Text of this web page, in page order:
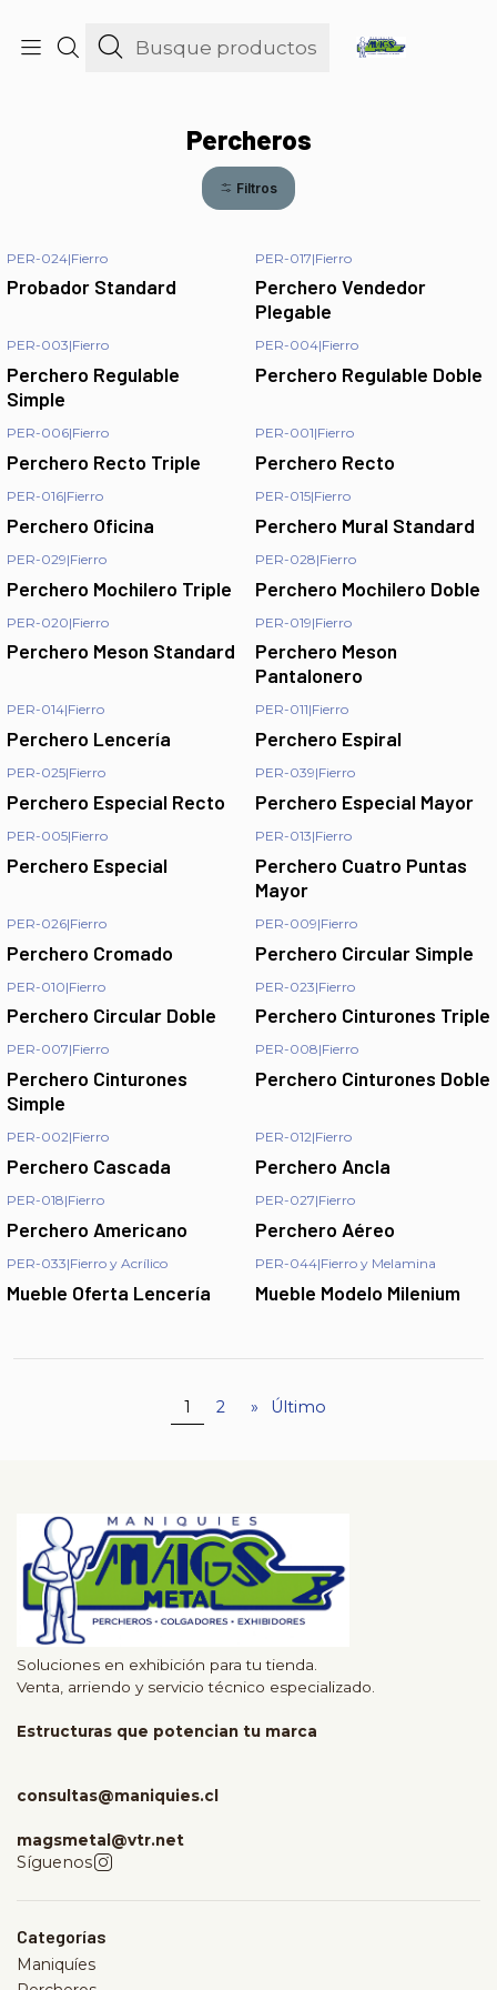
Percheros
Filtros
PER-024|Fierro
Probador Standard
PER-017|Fierro
Perchero Vendedor
Plegable
PER-003|Fierro
Perchero Regulable
Simple
PER-004|Fierro
Perchero Regulable Doble
PER-006|Fierro
Perchero Recto Triple
PER-001|Fierro
Perchero Recto
PER-016|Fierro
Perchero Oficina
PER-015|Fierro
Perchero Mural Standard
PER-029|Fierro
Perchero Mochilero Triple
PER-028|Fierro
Perchero Mochilero Doble
PER-020|Fierro
Perchero Meson Standard
PER-019|Fierro
Perchero Meson
Pantalonero
PER-014|Fierro
Perchero Lencería
PER-011|Fierro
Perchero Espiral
PER-025|Fierro
Perchero Especial Recto
PER-039|Fierro
Perchero Especial Mayor
PER-005|Fierro
Perchero Especial
PER-013|Fierro
Perchero Cuatro Puntas
Mayor
PER-026|Fierro
Perchero Cromado
PER-009|Fierro
Perchero Circular Simple
PER-010|Fierro
Perchero Circular Doble
PER-023|Fierro
Perchero Cinturones Triple
PER-007|Fierro
Perchero Cinturones
Simple
PER-008|Fierro
Perchero Cinturones Doble
PER-002|Fierro
Perchero Cascada
PER-012|Fierro
Perchero Ancla
PER-018|Fierro
Perchero Americano
PER-027|Fierro
Perchero Aéreo
PER-033|Fierro y Acrílico
Mueble Oferta Lencería
PER-044|Fierro y Melamina
Mueble Modelo Milenium
1 2 » Último
Soluciones en exhibición para tu tienda.
Venta, arriendo y servicio técnico especializado.
Estructuras que potencian tu marca
consultas@maniquies.cl
magsmetal@vtr.net
Síguenos
Categorías
Maniquíes